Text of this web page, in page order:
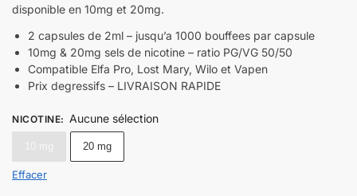
disponible en 10mg et 20mg.
2 capsules de 2ml – jusqu’a 1000 bouffees par capsule
10mg & 20mg sels de nicotine – ratio PG/VG 50/50
Compatible Elfa Pro, Lost Mary, Wilo et Vapen
Prix degressifs – LIVRAISON RAPIDE
NICOTINE: Aucune sélection
20 mg
Effacer